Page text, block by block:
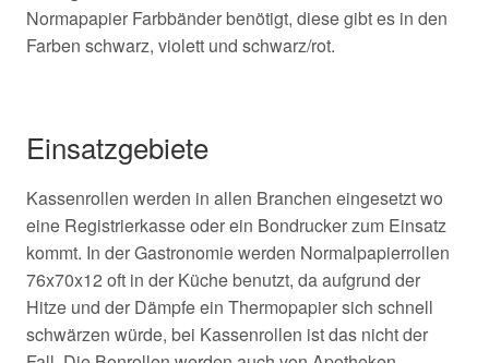
Normapapier Farbbänder benötigt, diese gibt es in den
Farben schwarz, violett und schwarz/rot.
Einsatzgebiete
Kassenrollen werden in allen Branchen eingesetzt wo
eine Registrierkasse oder ein Bondrucker zum Einsatz
kommt. In der Gastronomie werden Normalpapierrollen
76x70x12 oft in der Küche benutzt, da aufgrund der
Hitze und der Dämpfe ein Thermopapier sich schnell
schwärzen würde, bei Kassenrollen ist das nicht der